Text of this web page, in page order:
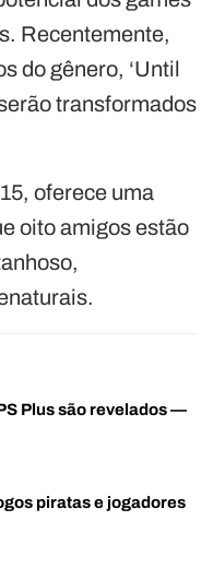
Recentemente,
do gênero, ‘Until
transformados
oferece uma
oito amigos estão
Plus são revelados —
piratas e jogadores